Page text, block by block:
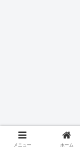
メニュー ホーム